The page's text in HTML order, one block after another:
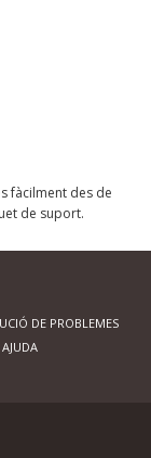
fàcilment des de
de suport.
DE PROBLEMES
AJUDA